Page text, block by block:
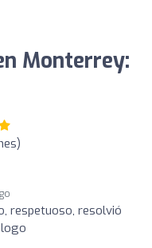
Monterrey:
respetuoso, resolvió